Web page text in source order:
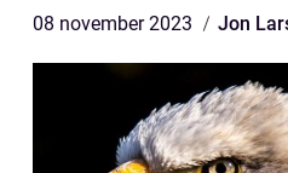
08 november 2023 Jon